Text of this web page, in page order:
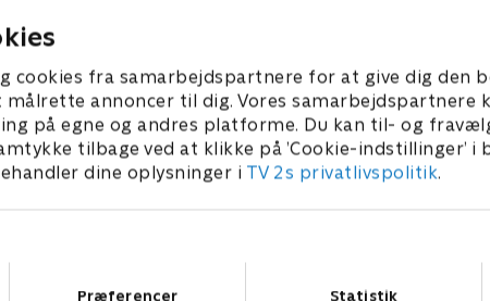
cookies fra samarbejdspartnere for at give dig den
annoncer til dig. Vores samarbejdspartnere
på egne og andres platforme. Du kan til- og
tilbage ved at klikke på ’Cookie-indstillinger’ i
dine oplysninger i TV 2s privatlivspolitik.
Præferencer Statistik
• 21 min